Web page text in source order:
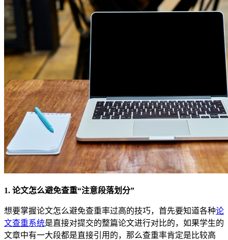
1. 论文怎么避免查重“注意段落划分”
想要掌握论文怎么避免查重率过高的技巧，首先要知道各种论
文查重系统是直接对提交的整篇论文进行对比的，如果学生的
文章中有一大段都是直接引用的，那么查重率肯定是比较高